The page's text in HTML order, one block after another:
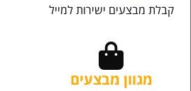
קבלת מבצעים ישירות למייל
מגוון מבצעים